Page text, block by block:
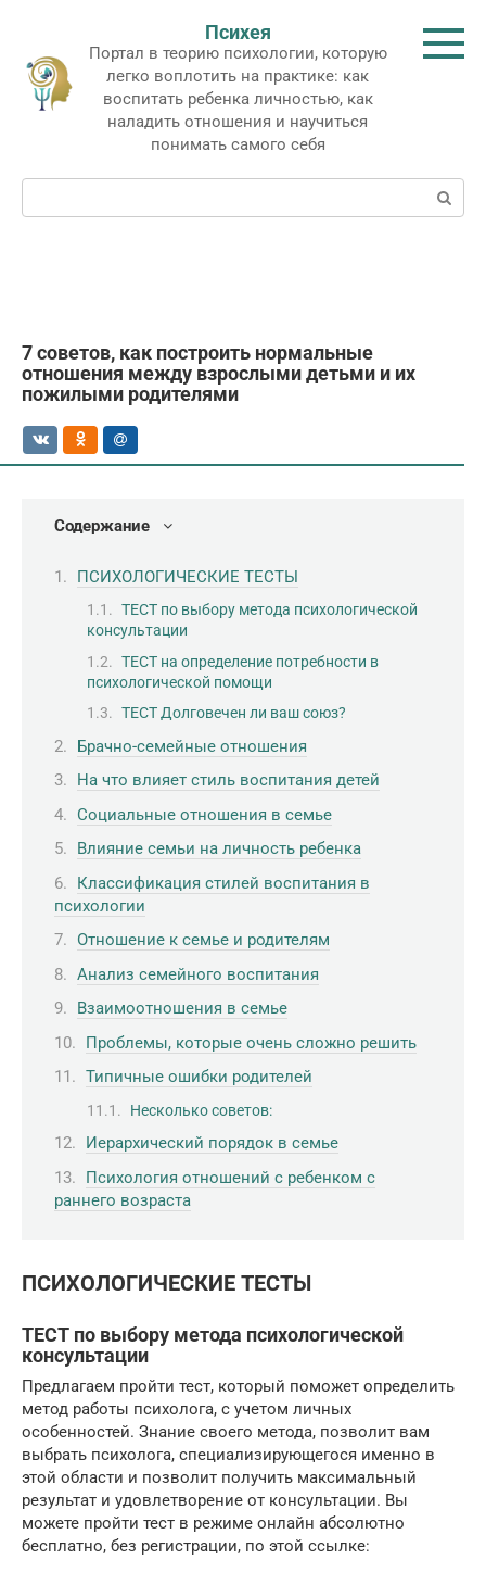
контенту
Психея
Портал в теорию психологии, которую
легко воплотить на практике: как
воспитать ребенка личностью, как
наладить отношения и научиться
понимать самого себя
Поиск:
7 советов, как построить нормальные
отношения между взрослыми детьми и их
пожилыми родителями
Содержание
ПСИХОЛОГИЧЕСКИЕ ТЕСТЫ
ТЕСТ по выбору метода психологической
консультации
ТЕСТ на определение потребности в
психологической помощи
ТЕСТ Долговечен ли ваш союз?
Брачно-семейные отношения
На что влияет стиль воспитания детей
Социальные отношения в семье
Влияние семьи на личность ребенка
Классификация стилей воспитания в
психологии
Отношение к семье и родителям
Анализ семейного воспитания
Взаимоотношения в семье
Проблемы, которые очень сложно решить
Типичные ошибки родителей
Несколько советов:
Иерархический порядок в семье
Психология отношений с ребенком с
раннего возраста
ПСИХОЛОГИЧЕСКИЕ ТЕСТЫ
ТЕСТ по выбору метода психологической
консультации
Предлагаем пройти тест, который поможет определить
метод работы психолога, с учетом личных
особенностей. Знание своего метода, позволит вам
выбрать психолога, специализирующегося именно в
этой области и позволит получить максимальный
результат и удовлетворение от консультации. Вы
можете пройти тест в режиме онлайн абсолютно
бесплатно, без регистрации, по этой ссылке: